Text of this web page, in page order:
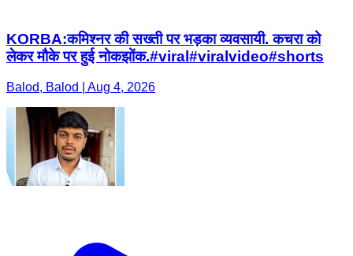
KORBA:कमिश्नर की सख्ती पर भड़का व्यवसायी. कचरा को
लेकर मौके पर हुई नोकझोंक.#viral#viralvideo#shorts
Balod, Balod | Aug 4, 2026